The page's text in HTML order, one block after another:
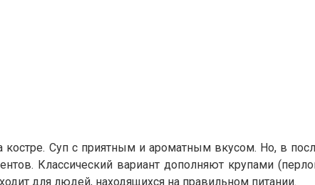
Суп с приятным и ароматным вкусом. Но, в
Классический вариант дополняют крупами
для людей, находящихся на правильном питании.